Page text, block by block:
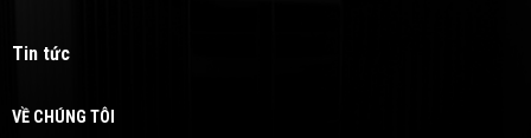
Tin tức
VỀ CHÚNG TÔI